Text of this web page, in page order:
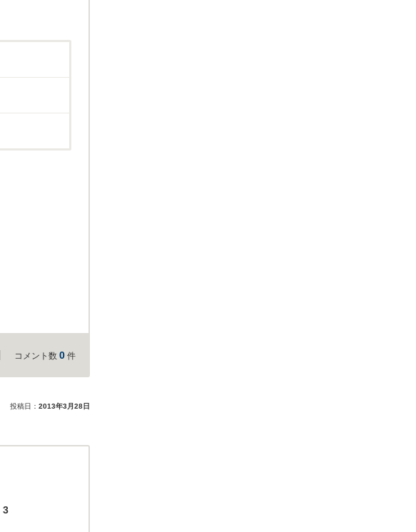
コメント数 0 件
投稿日： 2013年3月28日
3